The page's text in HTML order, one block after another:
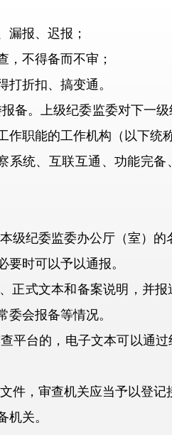
报、迟报；
不得备而不审；
折扣、搞变通。
。上级纪委监委对下一级
职能的工作机构（以下统
统、互联互通、功能完备
纪委监委办公厅（室）的
时可以予以通报。
式文本和备案说明，并报
会报备等情况。
台的，电子文本可以通过
，审查机关应当予以登记
关。